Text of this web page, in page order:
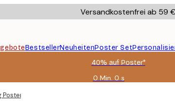
Versandkostenfrei ab 59
BestsellerNeuheitenPoster Set
40% auf Poster*
0 Min. 0 s
Gültig